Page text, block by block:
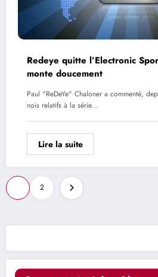
Redeye quitte l’Electronic
monte doucement
Paul "ReDeYe" Chaloner a commenté,
nois relatifs à la série…
Lire la suite
Pagination
des
publications
2